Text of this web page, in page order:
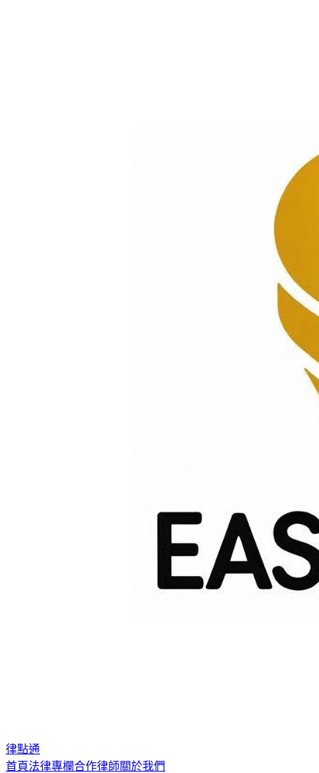
律點通
首頁法律專欄合作律師關於我們